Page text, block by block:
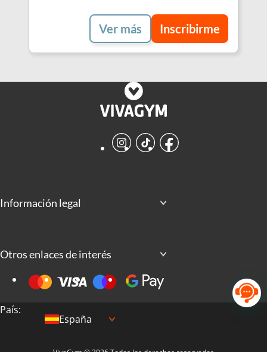
Ver más Inscribirme
Instagram
TikTokFacebook
Información legal
Otros enlaces de interés
País:
España